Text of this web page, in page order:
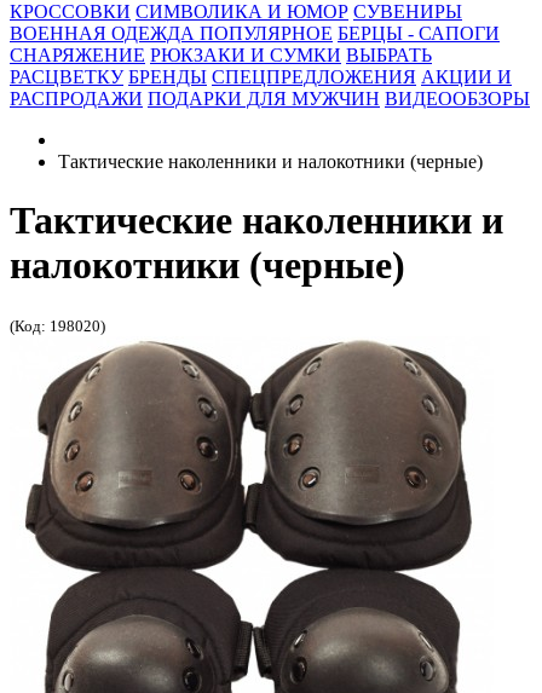
КРОССОВКИ СИМВОЛИКА И ЮМОР СУВЕНИРЫ
ВОЕННАЯ ОДЕЖДА ПОПУЛЯРНОЕ БЕРЦЫ - САПОГИ
СНАРЯЖЕНИЕ РЮКЗАКИ И СУМКИ ВЫБРАТЬ
РАСЦВЕТКУ БРЕНДЫ СПЕЦПРЕДЛОЖЕНИЯ АКЦИИ И
РАСПРОДАЖИ ПОДАРКИ ДЛЯ МУЖЧИН ВИДЕООБЗОРЫ
Тактические наколенники и налокотники (черные)
Тактические наколенники и
налокотники (черные)
(Код: 198020)